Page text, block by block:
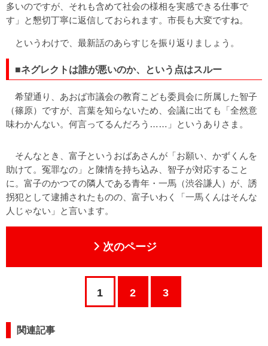
多いのですが、それも含めて社会の様相を実感できる仕事で
す」と懇切丁寧に返信しておられます。市長も大変ですね。
というわけで、最新話のあらすじを振り返りましょう。
■ネグレクトは誰が悪いのか、という点はスルー
希望通り、あおば市議会の教育こども委員会に所属した智子
（篠原）ですが、言葉を知らないため、会議に出ても「全然意
味わかんない。何言ってるんだろう……」というありさま。
そんなとき、富子というおばあさんが「お願い、かずくんを
助けて。冤罪なの」と陳情を持ち込み、智子が対応すること
に。富子のかつての隣人である青年・一馬（渋谷謙人）が、誘
拐犯として逮捕されたものの、富子いわく「一馬くんはそんな
人じゃない」と言います。
次のページ
1 2 3
関連記事